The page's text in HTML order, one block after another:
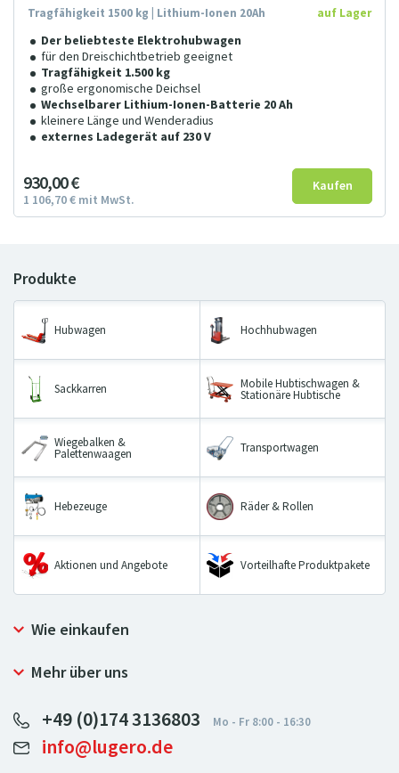
Tragfähigkeit 1500 kg | Lithium-Ionen 20Ah
Der beliebteste Elektrohubwagen
für den Dreischichtbetrieb geeignet
Tragfähigkeit 1.500 kg
große ergonomische Deichsel
Wechselbarer Lithium-Ionen-Batterie 20 Ah
kleinere Länge und Wenderadius
externes Ladegerät auf 230 V
auf Lager
930 00€
1 106 70€ mit MwSt.
Hubwagen Hochhubwagen
Sackkarren Mobile Hubtischwagen &
Stationäre Hubtische
Wiegebalken &
Palettenwaagen Transportwagen
Hebezeuge Räder & Rollen
Aktionen und Angebote Vorteilhafte Produktpakete
Wie einkaufen
Reklamationsordnung
Datenschutz
Mehr über uns
Impressum
+49 (0)174 3136803
info@lugero.de